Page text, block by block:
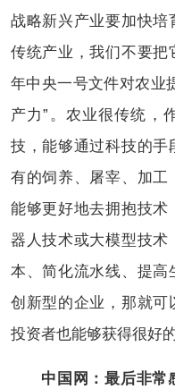
战略新兴产业要加快培
传统产业，我们不要把
年中央一号文件对农业
产力”。农业很传统，
技，能够通过科技的手
有的饲养、屠宰、加工
能够更好地去拥抱技术
器人技术或大模型技术
本、简化流水线、提高
创新型的企业，那就可
投资者也能够获得很好的
中国网：最后非常